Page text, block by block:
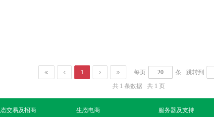
1 每页 条 跳转到
共 1 条数据
共 1 页
交易及招商 生态电商 服务器及支持